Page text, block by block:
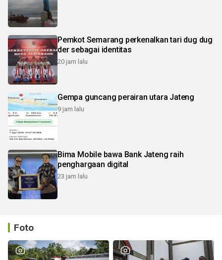
Pemkot Semarang perkenalkan tari dug dug
der sebagai identitas
20 jam lalu
Gempa guncang perairan utara Jateng
9 jam lalu
Bima Mobile bawa Bank Jateng raih
penghargaan digital
23 jam lalu
Foto